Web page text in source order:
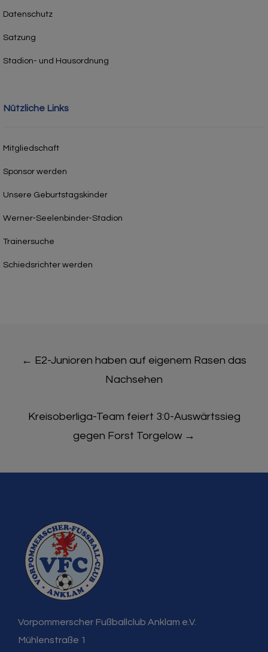
Datenschutz
Satzung
Stadion- und Hausordnung
Nützliche Links
Mitgliedschaft
Sponsor werden
Unsere Geburtstagskinder
Werner-Seelenbinder-Stadion
Trainersuche
Schiedsrichter werden
Post
← E2-Junioren haben auf eigenem Rasen das
Nachsehen
Kreisoberliga-Team feiert 3:0-Auswärtssieg
gegen Forst Torgelow →
Vorpommerscher Fußballclub Anklam e.V.
Mühlenstraße 1